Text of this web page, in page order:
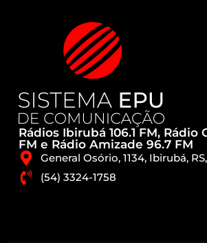
Rádios Ibirubá 106.1 FM, Rádio
FM e Rádio Amizade 96.7 FM
General Osório, 1134, Ibirubá,
(54) 3324-1758